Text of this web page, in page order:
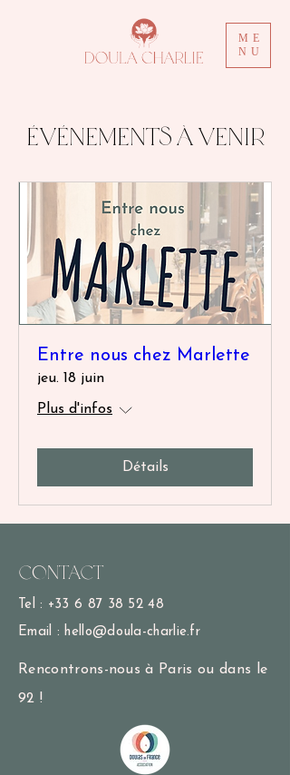
ME
NU
événements à venir
Entre nous chez Marlette
jeu. 18 juin
Plus d'infos
Détails
Contact
Tel : +33 6 87 38 52 48
Email : hello@doula-charlie.fr
Rencontrons-nous à Paris ou dans le
92 !